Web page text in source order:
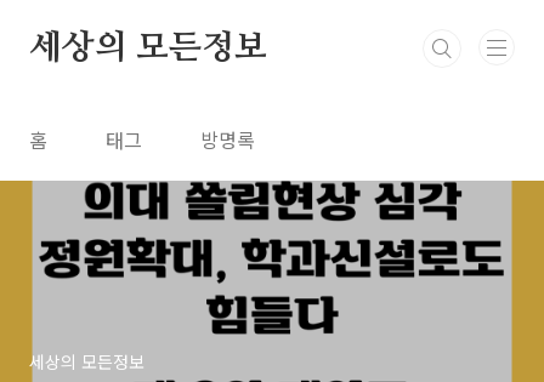
세상의 모든정보
홈 태그 방명록
세상의 모든정보